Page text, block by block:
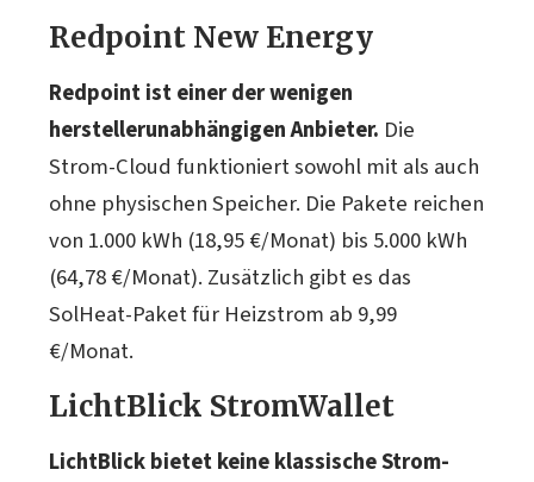
Redpoint New Energy
Redpoint ist einer der wenigen
herstellerunabhängigen Anbieter. Die
Strom-Cloud funktioniert sowohl mit als auch
ohne physischen Speicher. Die Pakete reichen
von 1.000 kWh (18,95 €/Monat) bis 5.000 kWh
(64,78 €/Monat). Zusätzlich gibt es das
SolHeat-Paket für Heizstrom ab 9,99
€/Monat.
LichtBlick StromWallet
LichtBlick bietet keine klassische Strom-